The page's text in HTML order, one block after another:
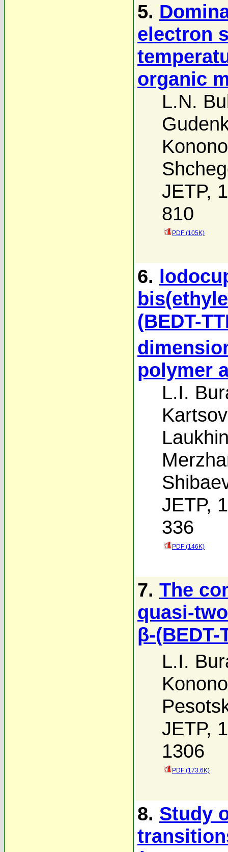
5.
electron
organic
L.N.
JETP,
810
PDF (105K)
6.
(BEDT-
polymer
L.I.
JETP,
336
PDF (146K)
7. The
quasi-
β-(BEDT-
L.I.
JETP,
1306
PDF (173.6K)
8. Study